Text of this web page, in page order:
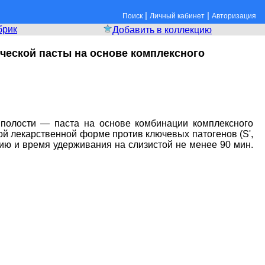
Поиск | Личный кабинет | Авторизация
Добавить в коллекцию
пасты на основе комплексного
— паста на основе комбинации комплексного
лекарственной форме против ключевых патогенов (S',
и время удерживания на слизистой не менее 90 мин.